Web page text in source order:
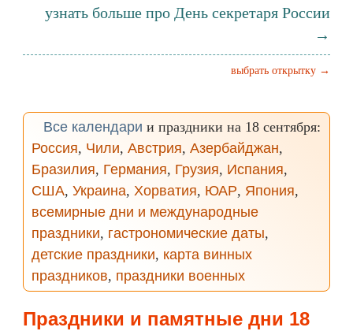
узнать больше про День секретаря России
→
выбрать открытку →
Все календари и праздники на 18 сентября:
Россия, Чили, Австрия, Азербайджан,
Бразилия, Германия, Грузия, Испания,
США, Украина, Хорватия, ЮАР, Япония,
всемирные дни и международные
праздники, гастрономические даты,
детские праздники, карта винных
праздников, праздники военных
Праздники и памятные дни 18